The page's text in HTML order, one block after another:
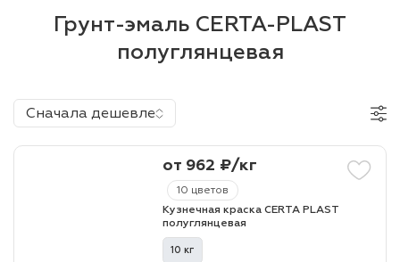
бетону,
Грунт-эмаль CERTA-PLAST
полуглянцевая
Сначала дешевле
10 цветов
от 962 ₽/кг
Кузнечная краска CERTA PLAST
полуглянцевая
10 кг